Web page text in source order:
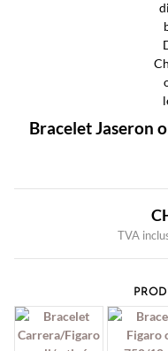
Bracelet Jaseron
TVA